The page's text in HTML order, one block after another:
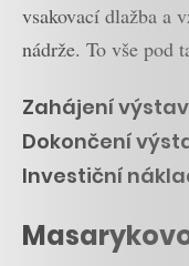
vsakovací dlažba a
nádrže. To vše pod
Zahájení
Dokončení
Investiční